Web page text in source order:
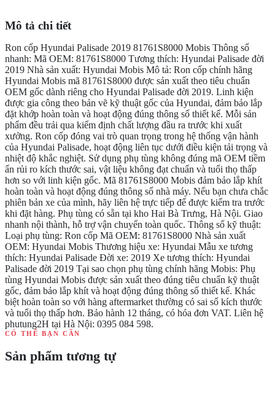
Mô tả chi tiết
Ron cốp Hyundai Palisade 2019 81761S8000 Mobis Thông số
nhanh: Mã OEM: 81761S8000 Tương thích: Hyundai Palisade đời
2019 Nhà sản xuất: Hyundai Mobis Mô tả: Ron cốp chính hãng
Hyundai Mobis mã 81761S8000 được sản xuất theo tiêu chuẩn
OEM gốc dành riêng cho Hyundai Palisade đời 2019. Linh kiện
được gia công theo bản vẽ kỹ thuật gốc của Hyundai, đảm bảo lắp
đặt khớp hoàn toàn và hoạt động đúng thông số thiết kế. Mỗi sản
phẩm đều trải qua kiểm định chất lượng đầu ra trước khi xuất
xưởng. Ron cốp đóng vai trò quan trọng trong hệ thống vận hành
của Hyundai Palisade, hoạt động liên tục dưới điều kiện tải trọng và
nhiệt độ khắc nghiệt. Sử dụng phụ tùng không đúng mã OEM tiềm
ẩn rủi ro kích thước sai, vật liệu không đạt chuẩn và tuổi thọ thấp
hơn so với linh kiện gốc. Mã 81761S8000 Mobis đảm bảo lắp khít
hoàn toàn và hoạt động đúng thông số nhà máy. Nếu bạn chưa chắc
phiên bản xe của mình, hãy liên hệ trực tiếp để được kiểm tra trước
khi đặt hàng. Phụ tùng có sẵn tại kho Hai Bà Trưng, Hà Nội. Giao
nhanh nội thành, hỗ trợ vận chuyển toàn quốc. Thông số kỹ thuật:
Loại phụ tùng: Ron cốp Mã OEM: 81761S8000 Nhà sản xuất
OEM: Hyundai Mobis Thương hiệu xe: Hyundai Mẫu xe tương
thích: Hyundai Palisade Đời xe: 2019 Xe tương thích: Hyundai
Palisade đời 2019 Tại sao chọn phụ tùng chính hãng Mobis: Phụ
tùng Hyundai Mobis được sản xuất theo đúng tiêu chuẩn kỹ thuật
gốc, đảm bảo lắp khít và hoạt động đúng thông số thiết kế. Khác
biệt hoàn toàn so với hàng aftermarket thường có sai số kích thước
và tuổi thọ thấp hơn. Bảo hành 12 tháng, có hóa đơn VAT. Liên hệ
phutung2H tại Hà Nội: 0395 084 598.
CÓ THỂ BẠN CẦN
Sản phẩm tương tự